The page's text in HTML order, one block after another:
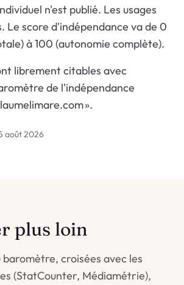
n'est publié. Les usages
Le score d'indépendance va de 0
à 100 (autonomie complète).
librement citables avec
de l'indépendance
».
août 2026
plus loin
baromètre, croisées avec les
(StatCounter, Médiamétrie),